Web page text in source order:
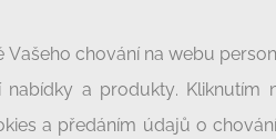
chování na webu
a produkty. Kliknutím
a předáním údajů o